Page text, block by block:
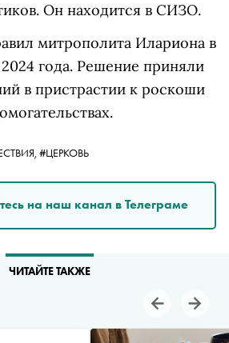
Он находится в СИЗО.
митрополита Илариона в
года. Решение приняли
в пристрастии к роскоши
#ЦЕРКОВЬ
на наш канал в Телеграме
ЧИТАЙТЕ ТАКЖЕ